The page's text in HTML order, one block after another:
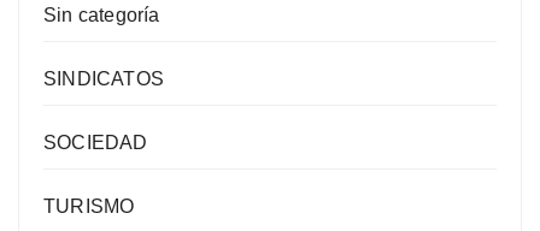
Sin categoría
SINDICATOS
SOCIEDAD
TURISMO